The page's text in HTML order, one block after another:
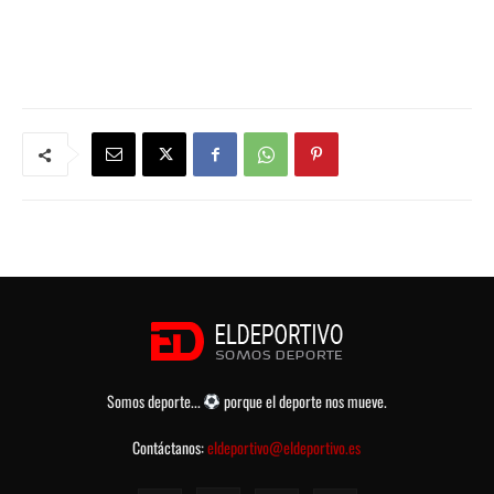
Somos deporte...
porque el deporte nos mueve.
Contáctanos:eldeportivo@eldeportivo.es